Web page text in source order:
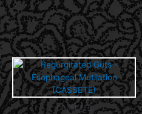
CASSETES